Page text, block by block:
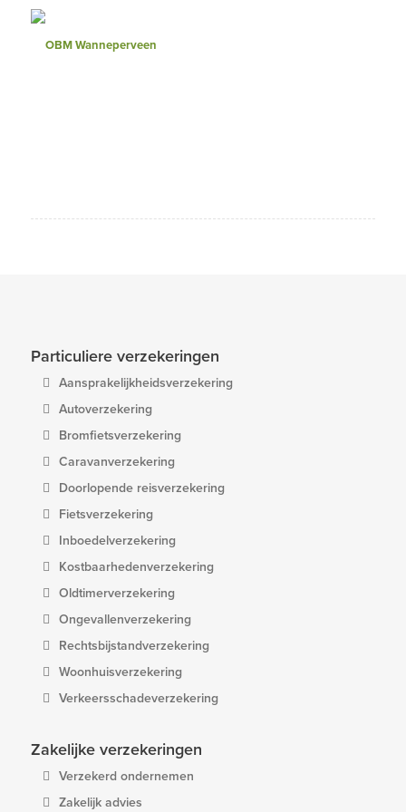
Particuliere verzekeringen
Aansprakelijkheidsverzekering
Autoverzekering
Bromfietsverzekering
Caravanverzekering
Doorlopende reisverzekering
Fietsverzekering
Inboedelverzekering
Kostbaarhedenverzekering
Oldtimerverzekering
Ongevallenverzekering
Rechtsbijstandverzekering
Woonhuisverzekering
Verkeersschadeverzekering
Zakelijke verzekeringen
Verzekerd ondernemen
Zakelijk advies